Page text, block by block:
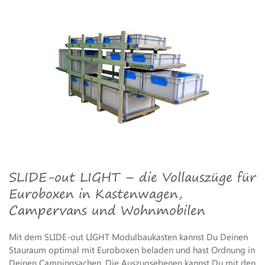
SLIDE-out LIGHT – die Vollauszüge für
Euroboxen in Kastenwagen,
Campervans und Wohnmobilen
Mit dem SLIDE-out LIGHT Modulbaukasten kannst Du Deinen
Stauraum optimal mit Euroboxen beladen und hast Ordnung in